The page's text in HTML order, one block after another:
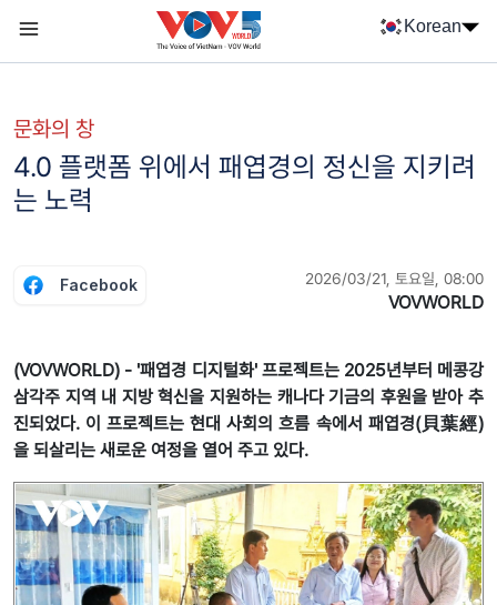
Korean
문화의 창
4.0 플랫폼 위에서 패엽경의 정신을 지키려
는 노력
Facebook 2026/03/21, 토요일, 08:00
VOVWORLD
(VOVWORLD) - '패엽경 디지털화' 프로젝트는 2025년부터 메콩강
삼각주 지역 내 지방 혁신을 지원하는 캐나다 기금의 후원을 받아 추
진되었다. 이 프로젝트는 현대 사회의 흐름 속에서 패엽경(貝葉經)
을 되살리는 새로운 여정을 열어 주고 있다.